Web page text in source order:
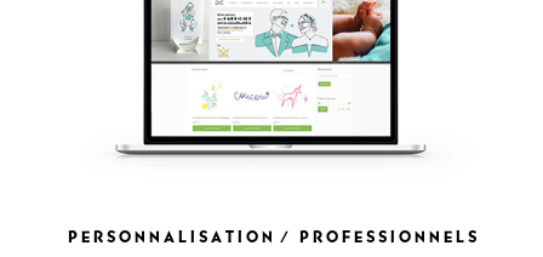
P E R S O N N A L I S A T I O N / P R O F E S S I O N N E L S